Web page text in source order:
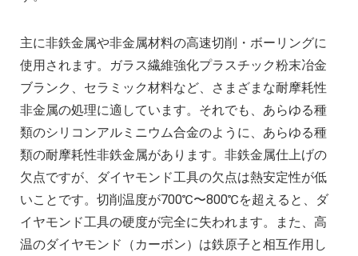
主に非鉄金属や非金属材料の高速切削・ボーリングに
使用されます。ガラス繊維強化プラスチック粉末冶金
ブランク、セラミック材料など、さまざまな耐摩耗性
非金属の処理に適しています。それでも、あらゆる種
類のシリコンアルミニウム合金のように、あらゆる種
類の耐摩耗性非鉄金属があります。非鉄金属仕上げの
欠点ですが、ダイヤモンド工具の欠点は熱安定性が低
いことです。切削温度が700℃〜800℃を超えると、ダ
イヤモンド工具の硬度が完全に失われます。また、高
温のダイヤモンド（カーボン）は鉄原子と相互作用し